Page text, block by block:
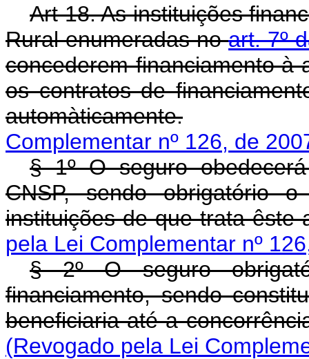
Art 18. As instituições
Rural enumeradas noart. 7º
concederem financiamento à
os contratos de
automàticamente.
Complementar nº 126, de
§ 1º O seguro
CNSP, sendo obrigatório
instituições de que trata êste
pela Lei Complementar nº
§ 2º O seguro
financiamento, sendo
beneficiaria até a
(Revogado pela Lei